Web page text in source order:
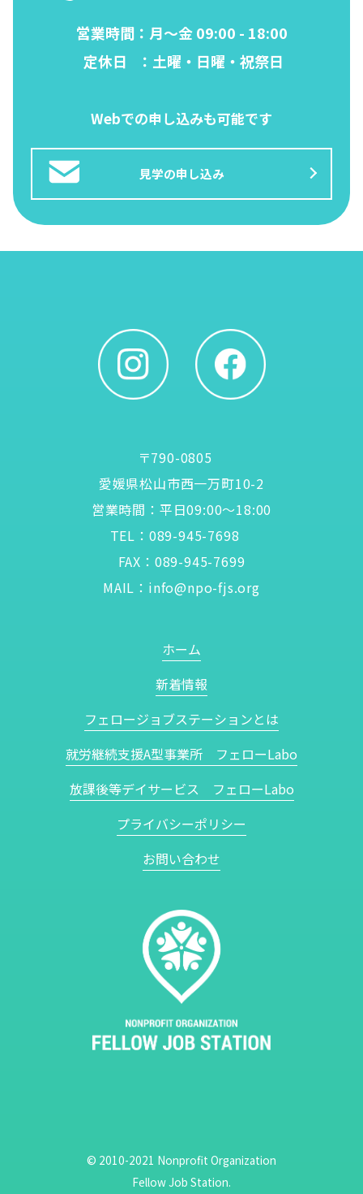
営業時間：月～金 09:00 - 18:00
定休日
：土曜・日曜・祝祭日
Webでの申し込みも可能です
見学の申し込み
〒790-0805
愛媛県松山市西一万町10-2
営業時間：平日09:00〜18:00
TEL： 089-945-7698
FAX：089-945-7699
MAIL： info@npo-fjs.org
ホーム
新着情報
フェロージョブステーションとは
就労継続支援A型事業所 フェローLabo
放課後等デイサービス フェローLabo
プライバシーポリシー
お問い合わせ
© 2010-2021 Nonprofit Organization
Fellow Job Station.